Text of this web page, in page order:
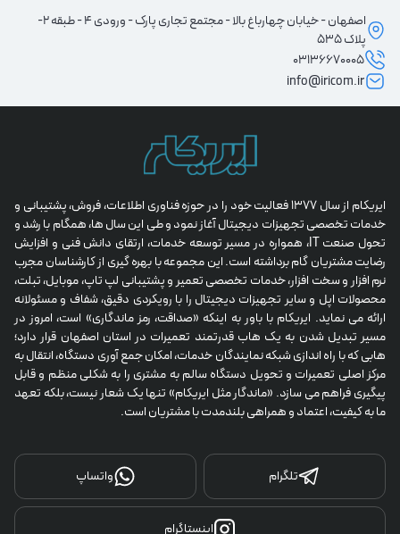
ارائه می نماید. ایریکام با باور به اینکه «صداقت، رمز ماندگاری» است، امروز در
ما به کیفیت، اعتماد و همراهی بلندمدت با مشتریان است.
تلگرام واتساپ
اینستاگرام
اصفهان - خیابان چهارباغ بالا - مجتمع تجاری پارک - ورودی 4 - طبقه 2-
پلاک 535
03136670005
info@iricom.ir